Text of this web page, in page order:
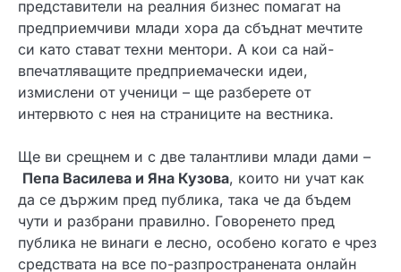
представители на реалния бизнес помагат на
предприемчиви млади хора да сбъднат мечтите
си като стават техни ментори. А кои са най-
впечатляващите предприемачески идеи,
измислени от ученици – ще разберете от
интервюто с нея на страниците на вестника.
Ще ви срещнем и с две талантливи млади дами –
Пепа Василева и Яна Кузова, които ни учат как
да се държим пред публика, така че да бъдем
чути и разбрани правилно. Говоренето пред
публика не винаги е лесно, особено когато е чрез
средствата на все по-разпространената онлайн